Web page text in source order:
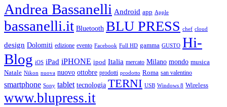
Andrea Bassanelli Android app Apple
bassanelli.it Bluetooth BLU PRESS chef cloud
design Dolomiti edizione evento Facebook Full HD gamma GUSTO Hi-
Blog iOS iPad iPHONE ipod Italia mercato Milano mondo musica
Natale Nikon nuova nuovo ottobre prodotti prodotto Roma san valentino
smartphone Sony tablet tecnologia TERNI USB Windows 8 Wireless
www.blupress.it